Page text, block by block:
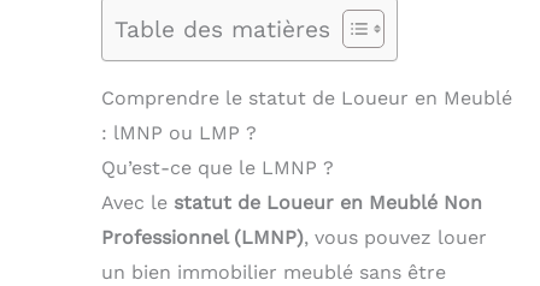
Table des matières
Comprendre le statut de Loueur en Meublé
: lMNP ou LMP ?
Qu’est-ce que le LMNP ?
Avec le statut de Loueur en Meublé Non
Professionnel (LMNP), vous pouvez louer
un bien immobilier meublé sans être